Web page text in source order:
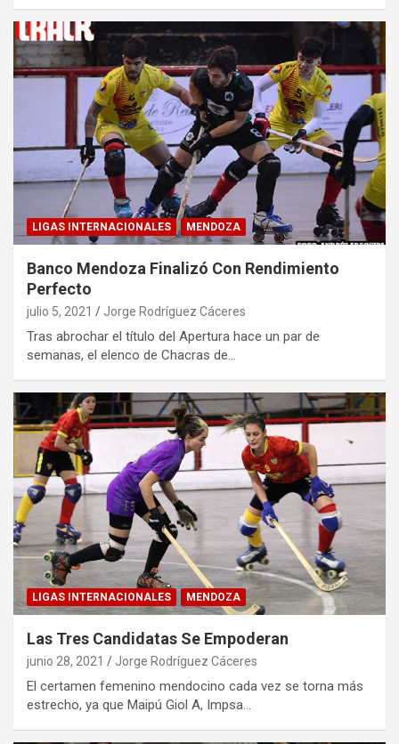
LIGAS INTERNACIONALES MENDOZA
Banco Mendoza Finalizó Con Rendimiento
Perfecto
julio 5, 2021 Jorge Rodríguez Cáceres
Tras abrochar el título del Apertura hace un par de
semanas, el elenco de Chacras de…
LIGAS INTERNACIONALES MENDOZA
Las Tres Candidatas Se Empoderan
junio 28, 2021 Jorge Rodríguez Cáceres
El certamen femenino mendocino cada vez se torna más
estrecho, ya que Maipú Giol A, Impsa…